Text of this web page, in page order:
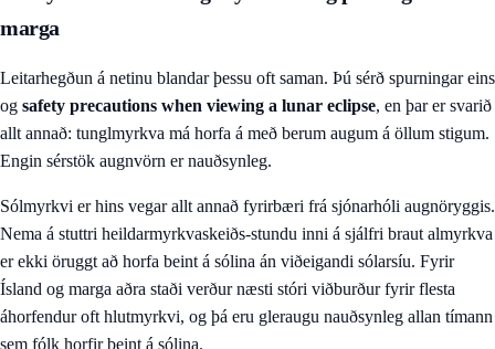
marga
Leitarhegðun á netinu blandar þessu oft saman. Þú sérð spurningar eins
og safety precautions when viewing a lunar eclipse, en þar er svarið
allt annað: tunglmyrkva má horfa á með berum augum á öllum stigum.
Engin sérstök augnvörn er nauðsynleg.
Sólmyrkvi er hins vegar allt annað fyrirbæri frá sjónarhóli augnöryggis.
Nema á stuttri heildarmyrkvaskeiðs-stundu inni á sjálfri braut almyrkva
er ekki öruggt að horfa beint á sólina án viðeigandi sólarsíu. Fyrir
Ísland og marga aðra staði verður næsti stóri viðburður fyrir flesta
áhorfendur oft hlutmyrkvi, og þá eru gleraugu nauðsynleg allan tímann
sem fólk horfir beint á sólina.